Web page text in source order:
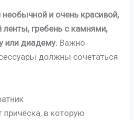
необычной и очень красивой,
ленты, гребень с камнями,
или диадему. Важно
должны сочетаться
причёска, в которую